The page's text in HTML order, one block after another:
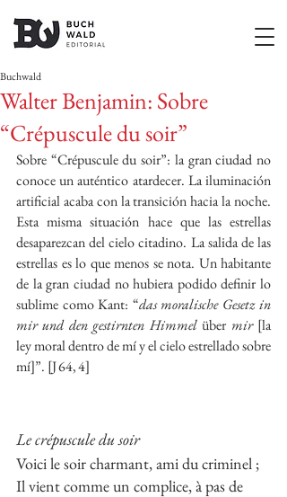
Walter Benjamin: Sobre
“Crépuscule du soir”
Buchwald
Sobre “Crépuscule du soir”: la gran ciudad no
conoce un auténtico atardecer. La iluminación
artificial acaba con la transición hacia la noche.
Esta misma situación hace que las estrellas
desaparezcan del cielo citadino. La salida de las
estrellas es lo que menos se nota. Un habitante
de la gran ciudad no hubiera podido definir lo
sublime como Kant: “das moralische Gesetz in
mir und den gestirnten Himmel über mir [la
ley moral dentro de mí y el cielo estrellado sobre
mí]”. [J 64, 4]
Le crépuscule du soir
Voici le soir charmant, ami du criminel ;
Il vient comme un complice, à pas de